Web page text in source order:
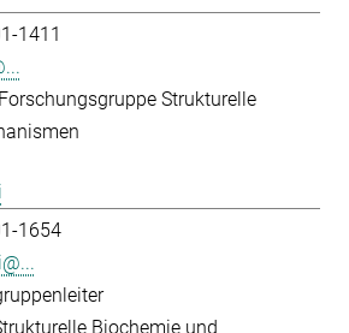
1411
Forschungsgruppe Strukturelle
1654
Biochemie und